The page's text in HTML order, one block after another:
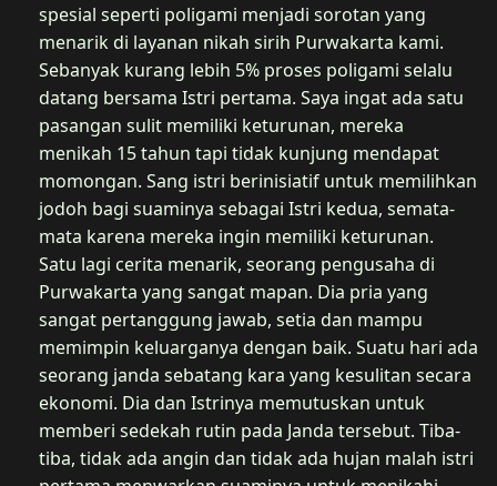
spesial seperti poligami menjadi sorotan yang
menarik di layanan nikah sirih Purwakarta kami.
Sebanyak kurang lebih 5% proses poligami selalu
datang bersama Istri pertama. Saya ingat ada satu
pasangan sulit memiliki keturunan, mereka
menikah 15 tahun tapi tidak kunjung mendapat
momongan. Sang istri berinisiatif untuk memilihkan
jodoh bagi suaminya sebagai Istri kedua, semata-
mata karena mereka ingin memiliki keturunan.
Satu lagi cerita menarik, seorang pengusaha di
Purwakarta yang sangat mapan. Dia pria yang
sangat pertanggung jawab, setia dan mampu
memimpin keluarganya dengan baik. Suatu hari ada
seorang janda sebatang kara yang kesulitan secara
ekonomi. Dia dan Istrinya memutuskan untuk
memberi sedekah rutin pada Janda tersebut. Tiba-
tiba, tidak ada angin dan tidak ada hujan malah istri